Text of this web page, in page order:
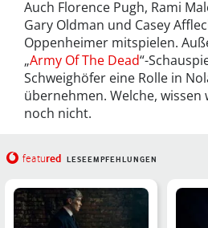
Auch Florence Pugh, Rami
Gary Oldman und Casey
Oppenheimer mitspielen.
„Army Of The Dead“-
Schweighöfer eine Rolle in
übernehmen. Welche,
noch nicht.
featured LESEEMPFEHLUNGEN